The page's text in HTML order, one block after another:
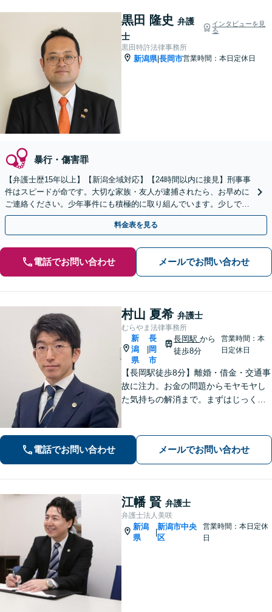
黒田 隆史 弁護
士
インタビューを見
る
黒田特許法律事務所
新潟県|長岡市営業時間：本日定休日
暴行・傷害罪
【弁護士歴15年以上】【新潟全域対応】【24時間以内に接見】刑事事
件はスピードが命です。大切な家族・友人が逮捕されたら、お早めに
ご連絡ください。少年事件にも積極的に取り組んでいます。少しでも
有利な結果を得られるよう尽力いたします。
料金表を見る
電話でお問い合わせ メールでお問い合わせ
村山 夏希 弁護士
むらやま法律事務所
新
潟
県
長
岡
市
長岡駅から
徒歩8分
営業時間：本
日定休日
【長岡駅徒歩8分】離婚・借金・交通事
故に注力。お金の問題からモヤモヤし
た気持ちの解消まで。まずはじっくり
を大切に／LINE・オンライン相談可】
電話でお問い合わせ メールでお問い合わせ
江幡 賢 弁護士
弁護士法人美咲
新潟
県
|
新潟市中央
区
営業時間：本日定休
日